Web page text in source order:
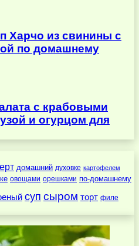
Харчо из свинины с
по домашнему
с крабовыми
и огурцом для
домашний духовке картофелем
овощами орешками по-домашнему
суп сыром торт филе